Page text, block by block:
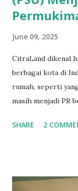
June 09, 2025
CitraLand dikenal
berbagai kota di
rumah, seperti
masih menjadi PR
mengandalkan
menengah ke
SHARE 2